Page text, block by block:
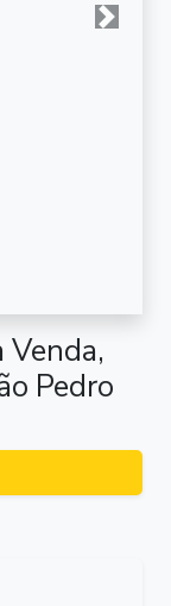
Próxima
Venda,
Pedro